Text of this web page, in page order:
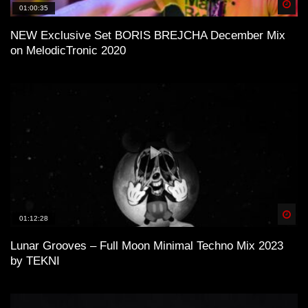
01:00:35
NEW Exclusive Set BORIS BREJCHA December Mix
on MelodicTronic 2020
01:12:28
Lunar Grooves – Full Moon Minimal Techno Mix 2023
by TEKNI